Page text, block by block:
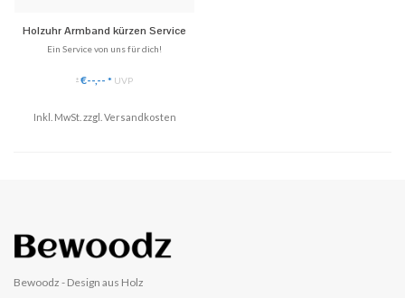
Holzuhr Armband kürzen Service
Ein Service von uns für dich!
Wir kürzen das Armband deiner Holzuhr
vor dem Versand, sodass deine neue
Tragen perfekt passt!
*€--,-- * UVP
Inkl. MwSt. zzgl. Versandkosten
Bewoodz - Design aus Holz